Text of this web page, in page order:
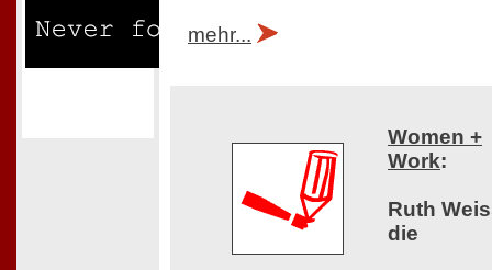
mehr...
Women +
Work:
Ruth
die